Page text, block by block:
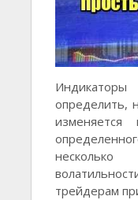
Индикаторы
определить,
трейдерам